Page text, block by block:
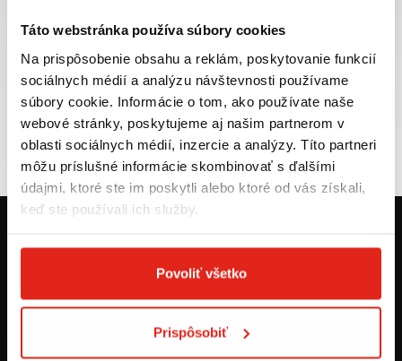
Táto webstránka používa súbory cookies
Na prispôsobenie obsahu a reklám, poskytovanie funkcií
sociálnych médií a analýzu návštevnosti používame
súbory cookie. Informácie o tom, ako používate naše
webové stránky, poskytujeme aj našim partnerom v
oblasti sociálnych médií, inzercie a analýzy. Títo partneri
môžu príslušné informácie skombinovať s ďalšími
údajmi, ktoré ste im poskytli alebo ktoré od vás získali,
keď ste používali ich služby.
Povoliť všetko
Prispôsobiť
Tovar NA SKLADE
expedujeme do 24 hod.
VIAC INFO
Výmena veľkosti
ZADARMO do 30 dní
VIAC INFO